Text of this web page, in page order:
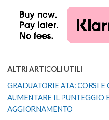
ALTRI ARTICOLI UTILI
GRADUATORIE ATA: CORSI
AUMENTARE IL PUNTEGGIO
AGGIORNAMENTO